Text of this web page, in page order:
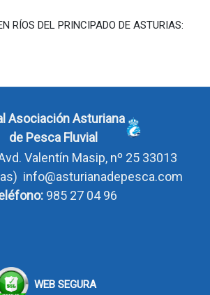
RÍOS DEL PRINCIPADO DE ASTURIAS:
Asociación Asturiana
de Pesca Fluvial
Valentín Masip, nº 25 33013
info@asturianadepesca.com
985 27 04 96
WEB SEGURA